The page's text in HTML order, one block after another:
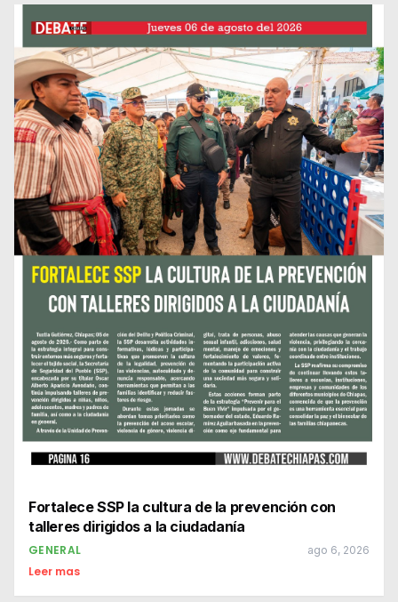
Fortalece SSP la cultura de la prevención con
talleres dirigidos a la ciudadanía
GENERAL ago 6, 2026
Leer mas